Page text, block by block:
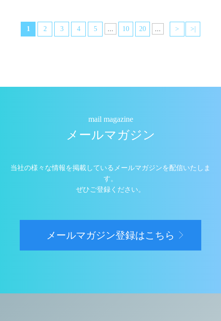
1 2 3 4 5 ... 10 20 ... > >|
mail magazine
メールマガジン
当社の様々な情報を掲載しているメールマガジンを配信いたしま
す。
ぜひご登録ください。
メールマガジン登録はこちら